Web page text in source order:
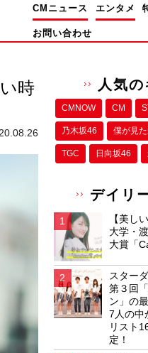
CMニュース エンタメ
お問い合わせ
時
人気
CMNOW CM
乃木坂46 僕が⾒
TGC 日向坂46
デイリ
【美し
大学・
大賞「
スター
第３回
ン」の
7人の中
リスト
定！